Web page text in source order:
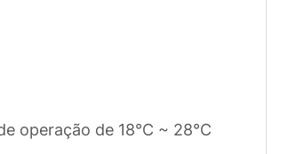
operação de 18°C ~ 28°C